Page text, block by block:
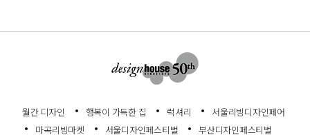
월간 디자인 행복이 가득한 집 럭셔리
서울리빙디자인페어
마곡리빙마켓
서울디자인페스티벌 부산디자인페스티벌